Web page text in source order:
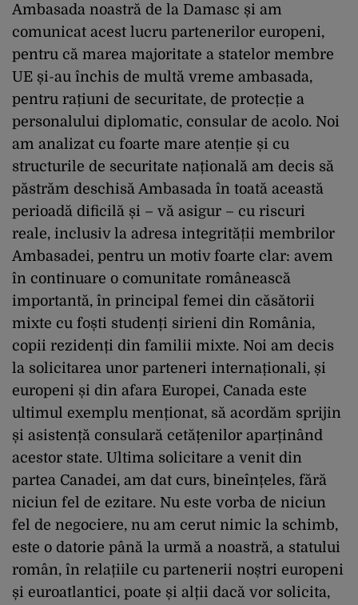
Ambasada noastră de la Damasc și am
comunicat acest lucru partenerilor europeni,
pentru că marea majoritate a statelor membre
UE și-au închis de multă vreme ambasada,
pentru rațiuni de securitate, de protecție a
personalului diplomatic, consular de acolo. Noi
am analizat cu foarte mare atenție și cu
structurile de securitate națională am decis să
păstrăm deschisă Ambasada în toată această
perioadă dificilă și – vă asigur – cu riscuri
reale, inclusiv la adresa integrității membrilor
Ambasadei, pentru un motiv foarte clar: avem
în continuare o comunitate românească
importantă, în principal femei din căsătorii
mixte cu foști studenți sirieni din România,
copii rezidenți din familii mixte. Noi am decis
la solicitarea unor parteneri internaționali, și
europeni și din afara Europei, Canada este
ultimul exemplu menționat, să acordăm sprijin
și asistență consulară cetățenilor aparținând
acestor state. Ultima solicitare a venit din
partea Canadei, am dat curs, bineînțeles, fără
niciun fel de ezitare. Nu este vorba de niciun
fel de negociere, nu am cerut nimic la schimb,
este o datorie până la urmă a noastră, a statului
român, în relațiile cu partenerii noștri europeni
și euroatlantici, poate și alții dacă vor solicita,